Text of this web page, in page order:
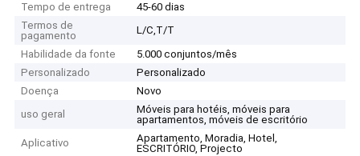
Tempo de entrega
45-60 dias
Termos de
pagamento
L/C,T/T
Habilidade da fonte
5.000 conjuntos/mês
Personalizado
Personalizado
Doença
Novo
uso geral
Móveis para hotéis, móveis para
apartamentos, móveis de escritório
Aplicativo
Apartamento, Moradia, Hotel,
ESCRITÓRIO, Projecto